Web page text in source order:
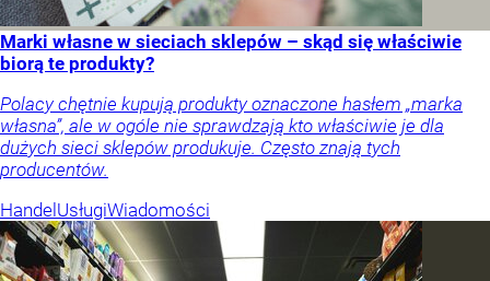
Marki własne w sieciach sklepów – skąd się właściwie
biorą te produkty?
Polacy chętnie kupują produkty oznaczone hasłem „marka
własna”, ale w ogóle nie sprawdzają kto właściwie je dla
dużych sieci sklepów produkuje. Często znają tych
producentów.
Handel UsługiWiadomości